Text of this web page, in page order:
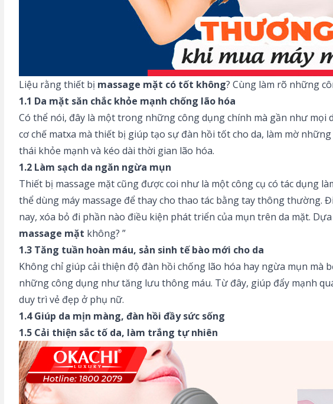
Liệu rằng thiết bị massage mặt có tốt không? Cùng làm rõ những
1.1 Da mặt săn chắc khỏe mạnh chống lão hóa
Có thể nói, đây là một trong những công dụng chính mà gần như
cơ chế matxa mà thiết bị giúp tạo sự đàn hồi tốt cho da, làm mờ
thái khỏe mạnh và kéo dài thời gian lão hóa.
1.2 Làm sạch da ngăn ngừa mụn
Thiết bị massage mặt cũng được coi như là một công cụ có tác dụng
thể dùng máy massage để thay cho thao tác bằng tay thông thường.
nay, xóa bỏ đi phần nào điều kiện phát triển của mụn trên da mặt.
massage mặt không? ”
1.3 Tăng tuần hoàn máu, sản sinh tế bào mới cho da
Không chỉ giúp cải thiện độ đàn hồi chống lão hóa hay ngừa mụn mà
những công dụng như tăng lưu thông máu. Từ đây, giúp đẩy mạnh
duy trì vẻ đẹp ở phụ nữ.
1.4 Giúp da mịn màng, đàn hồi đầy sức sống
1.5 Cải thiện sắc tố da, làm trắng tự nhiên